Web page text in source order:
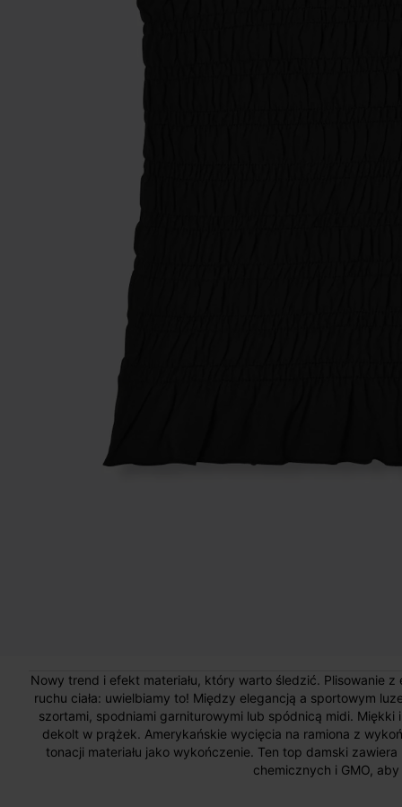
Nowy trend i efekt materiału, który warto śledzić. Plisowanie
ruchu ciała: uwielbiamy to! Między elegancją a sportowym
szortami, spodniami garniturowymi lub spódnicą midi. Miękki
dekolt w prążek. Amerykańskie wycięcia na ramiona z
tonacji materiału jako wykończenie. Ten top damski
chemicznych i GMO,